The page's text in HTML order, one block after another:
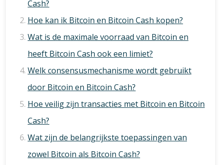
Cash?
Hoe kan ik Bitcoin en Bitcoin Cash kopen?
Wat is de maximale voorraad van Bitcoin en
heeft Bitcoin Cash ook een limiet?
Welk consensusmechanisme wordt gebruikt
door Bitcoin en Bitcoin Cash?
Hoe veilig zijn transacties met Bitcoin en Bitcoin
Cash?
Wat zijn de belangrijkste toepassingen van
zowel Bitcoin als Bitcoin Cash?